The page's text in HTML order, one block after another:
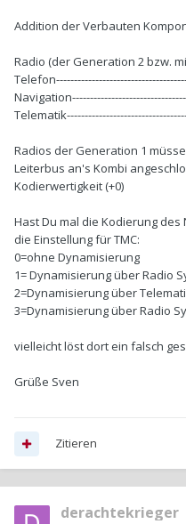
Addition der Verbauten
Radio (der Generation 2 bzw.
Radios der Generation 1
Leiterbus an's Kombi
Kodierwertigkeit (+0)
Hast Du mal die Kodierung des
die Einstellung für TMC:
0=ohne Dynamisierung
1= Dynamisierung über Radio
2=Dynamisierung über
3=Dynamisierung über Radio
vielleicht löst dort ein falsch
Grüße Sven
Zitieren
derachtekrieger